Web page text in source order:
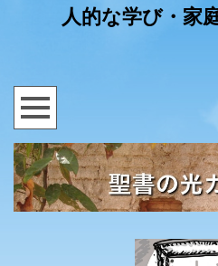
人的な学び・家